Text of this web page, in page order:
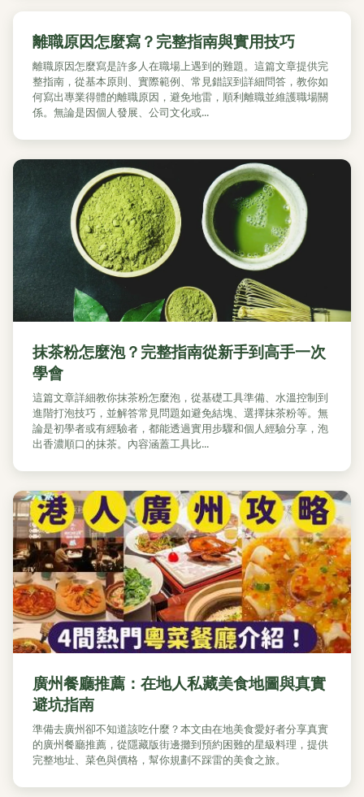
離職原因怎麼寫？完整指南與實用技巧
離職原因怎麼寫是許多人在職場上遇到的難題。這篇文章提供完
整指南，從基本原則、實際範例、常見錯誤到詳細問答，教你如
何寫出專業得體的離職原因，避免地雷，順利離職並維護職場關
係。無論是因個人發展、公司文化或...
抹茶粉怎麼泡？完整指南從新手到高手一次
學會
這篇文章詳細教你抹茶粉怎麼泡，從基礎工具準備、水溫控制到
進階打泡技巧，並解答常見問題如避免結塊、選擇抹茶粉等。無
論是初學者或有經驗者，都能透過實用步驟和個人經驗分享，泡
出香濃順口的抹茶。內容涵蓋工具比...
廣州餐廳推薦：在地人私藏美食地圖與真實
避坑指南
準備去廣州卻不知道該吃什麼？本文由在地美食愛好者分享真實
的廣州餐廳推薦，從隱藏版街邊攤到預約困難的星級料理，提供
完整地址、菜色與價格，幫你規劃不踩雷的美食之旅。